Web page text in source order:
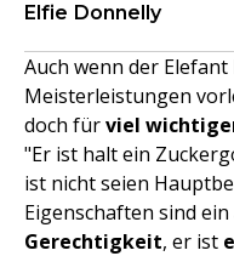
Elfie Donnelly
Auch wenn der
Meisterleistungen
doch fürviel
"Er ist halt ein
ist nicht seien
Eigenschaften sind
Gerechtigkeit, er ist